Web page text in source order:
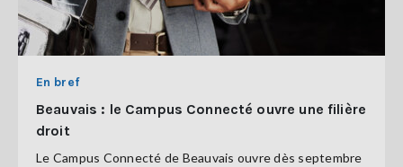
En bref
Beauvais : le Campus Connecté ouvre une filière
droit
Le Campus Connecté de Beauvais ouvre dès septembre